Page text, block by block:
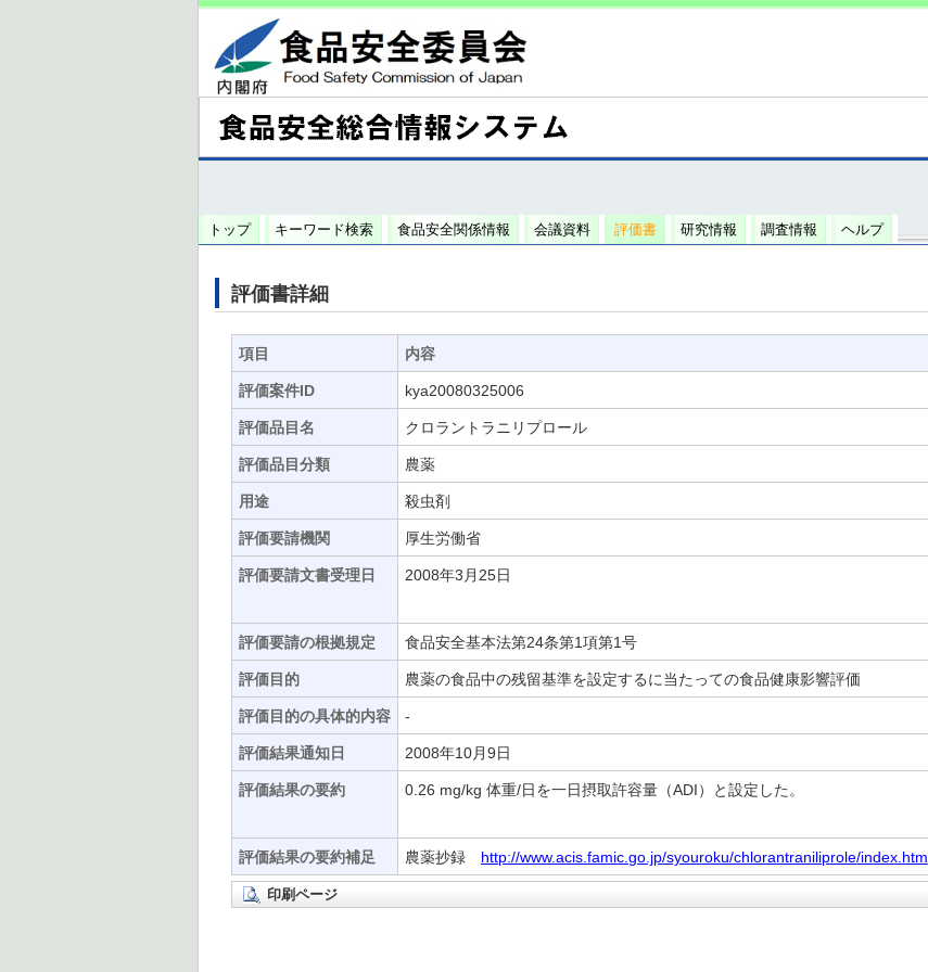
トップ キーワード検索 食品安全関係情報 会議資料 評価書 研究情報 調査情報 ヘルプ
評価書詳細
項目 内容
評価案件ID kya20080325006
評価品目名 クロラントラニリプロール
評価品目分類 農薬
用途 殺虫剤
評価要請機関 厚生労働省
評価要請文書受理日
2008年3月25日
評価要請の根拠規定 食品安全基本法第24条第1項第1号
評価目的 農薬の食品中の残留基準を設定するに当たっての食品健康影響評価
評価目的の具体的内容 -
評価結果通知日 2008年10月9日
評価結果の要約
0.26 mg/kg 体重/日を一日摂取許容量（ADI）と設定した。
評価結果の要約補足 農薬抄録 http://www.acis.famic.go.jp/syouroku/chlorantraniliprole/index.htm
印刷ページ